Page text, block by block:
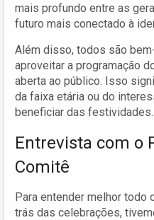
mais profundo entre as
futuro mais conectado à
Além disso, todos são
aproveitar a programação
aberta ao público. Isso
da faixa etária ou do
beneficiar das festividades.
Entrevista com o
Comitê
Para entender melhor todo
trás das celebrações,